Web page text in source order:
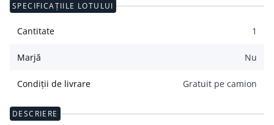
SPECIFICAȚIILE LOTULUI
Cantitate 1
Marjă Nu
Condiții de livrare Gratuit pe camion
DESCRIERE